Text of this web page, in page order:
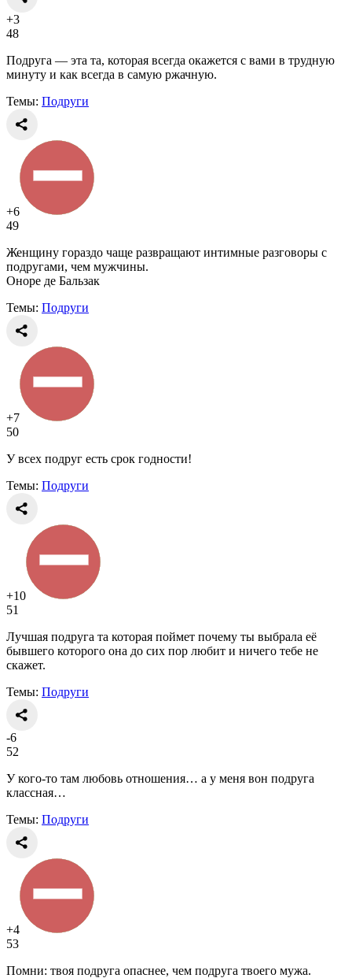
+3
48
Подруга — эта та, которая всегда окажется с вами в трудную
минуту и как всегда в самую ржачную.
Темы: Подруги
+6
49
Женщину гораздо чаще развращают интимные разговоры с
подругами, чем мужчины.
Оноре де Бальзак
Темы: Подруги
+7
50
У всех подруг есть срок годности!
Темы: Подруги
+10
51
Лучшая подруга та которая поймет почему ты выбрала её
бывшего которого она до сих пор любит и ничего тебе не
скажет.
Темы: Подруги
-6
52
У кого-то там любовь отношения… а у меня вон подруга
классная…
Темы: Подруги
+4
53
Помни: твоя подруга опаснее, чем подруга твоего мужа.